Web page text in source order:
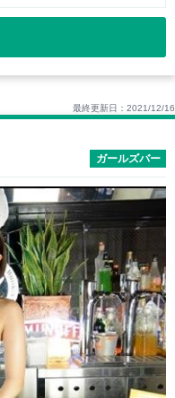
最終更新日：2021/12/16
ガールズバー